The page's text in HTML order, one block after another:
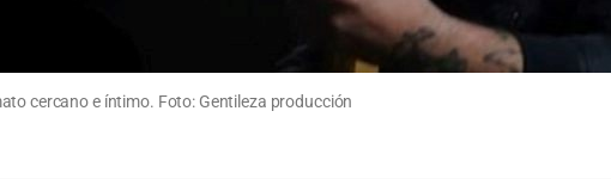
cercano e íntimo. Foto: Gentileza producción